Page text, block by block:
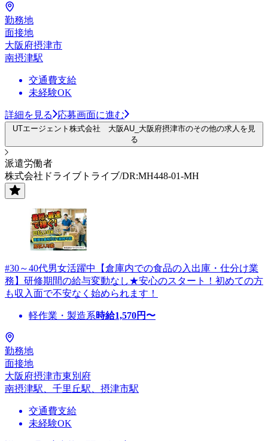
勤務地
面接地
大阪府摂津市
南摂津駅
交通費支給
未経験OK
詳細を見る 応募画面に進む
UTエージェント株式会社 大阪AU_大阪府摂津市のその他の求人を見
る
派遣労働者
株式会社ドライブトライブ/DR:MH448-01-MH
#30～40代男女活躍中【倉庫内での食品の入出庫・仕分け業
務】研修期間の給与変動なし★安心のスタート！初めての方
も収入面で不安なく始められます！
軽作業・製造系時給1,570円〜
勤務地
面接地
大阪府摂津市東別府
南摂津駅、千里丘駅、摂津市駅
交通費支給
未経験OK